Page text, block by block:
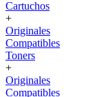
Cartuchos
+
Originales
Compatibles
Toners
+
Originales
Compatibles